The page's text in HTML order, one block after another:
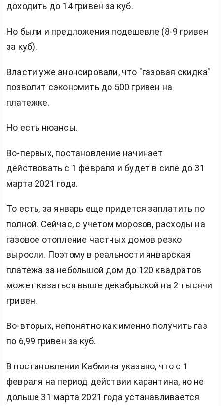
доходить до 14 гривен за куб.
Но были и предложения подешевле (8-9 гривен
за куб).
Власти уже анонсировали, что "газовая скидка"
позволит сэкономить до 500 гривен на
платежке.
Но есть нюансы.
Во-первых, постановление начинает
действовать с 1 февраля и будет в силе до 31
марта 2021 года.
То есть, за январь еще придется заплатить по
полной. Сейчас, с учетом морозов, расходы на
газовое отопление частных домов резко
выросли. Поэтому в реальности январская
платежа за небольшой дом до 120 квадратов
может казаться выше декабрьской на 2 тысячи
гривен.
Во-вторых, непонятно как именно получить газ
по 6,99 гривен за куб.
В постановлении Кабмина указано, что с 1
февраля на период действии карантина, но не
дольше 31 марта 2021 года устанавливается